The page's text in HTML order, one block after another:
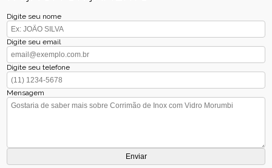
Digite seu nome
Digite seu email
Digite seu telefone
Mensagem